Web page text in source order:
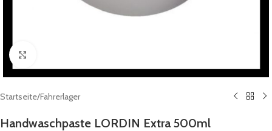
Startseite/Fahrerlager
Handwaschpaste LORDIN Extra 500ml